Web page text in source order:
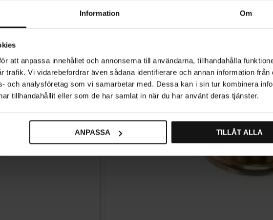
Information Om
att anpassa innehållet och annonserna till användarna, tillhandahålla
trafik. Vi vidarebefordrar även sådana identifierare och annan information från
och analysföretag som vi samarbetar med. Dessa kan i sin tur kombinera
tillhandahållit eller som de har samlat in när du har använt deras tjänster.
ANPASSA TILLÅT ALLA